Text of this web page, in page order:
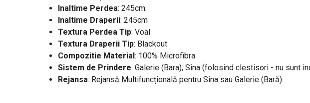
Inaltime Perdea: 245cm.
Inaltime Draperii: 245cm
Textura Perdea Tip: Voal
Textura Draperii Tip: Blackout
Compozitie Material: 100% Microfibra
Sistem de Prindere: Galerie (Bara), Sina (folosind clestisori - nu sunt
Rejansa: Rejansă Multifuncțională pentru Sina sau Galerie (Bară).